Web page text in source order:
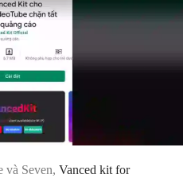
và Seven, Vanced kit for